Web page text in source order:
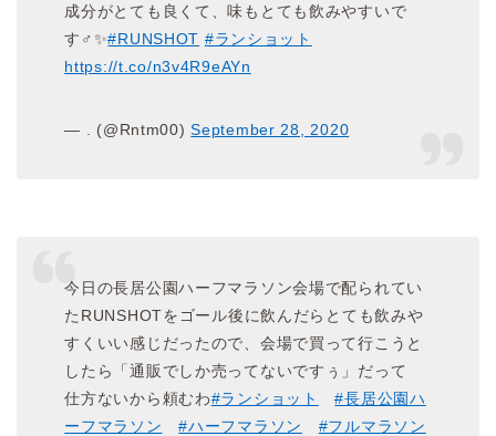
成分がとても良くて、味もとても飲みやすいで
す‍♂️✨#RUNSHOT #ランショット
https://t.co/n3v4R9eAYn
— . (@Rntm00)September 28, 2020
今日の長居公園ハーフマラソン会場で配られてい
たRUNSHOTをゴール後に飲んだらとても飲みや
すくいい感じだったので、会場で買って行こうと
したら「通販でしか売ってないですぅ」だって
仕方ないから頼むわ#ランショット
#長居公園ハ
ーフマラソン
#ハーフマラソン
#フルマラソン